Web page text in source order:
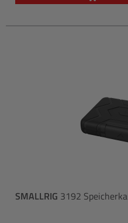
SMALLRIG 3192